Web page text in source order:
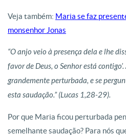
Veja também: Maria se faz
monsenhor Jonas
“O anjo veio à presença dela e lhe
favor de Deus, o Senhor está
grandemente perturbada, e se
esta saudação.” (Lucas 1,28-29).
Por que Maria ficou perturbada
semelhante saudação? Para nós